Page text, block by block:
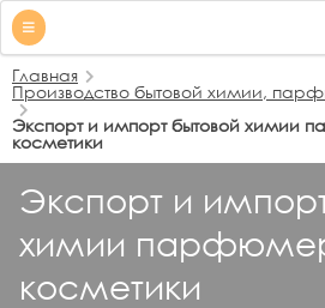
Главная
Производство бытовой химии,
Экспорт и импорт бытовой химии
косметики
Экспорт и
химии
косметики